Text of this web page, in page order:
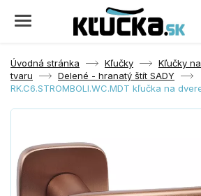
Úvodná stránka Kľučky Kľučky
tvaru
Delené - hranatý štít SADY
RK.C6.STROMBOLI.WC.MDT kľučka na